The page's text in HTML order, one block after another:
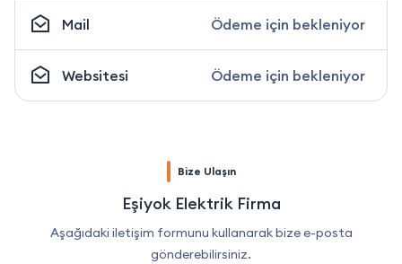
Mail Ödeme için bekleniyor
Websitesi Ödeme için bekleniyor
Bize Ulaşın
Eşiyok Elektrik Firma
Aşağıdaki iletişim formunu kullanarak bize e-posta
gönderebilirsiniz.